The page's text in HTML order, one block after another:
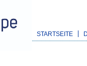
STARTSEITE